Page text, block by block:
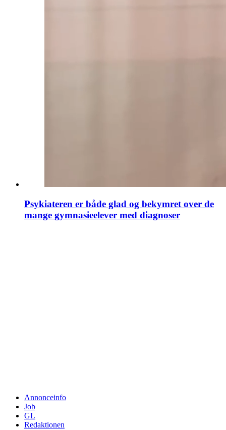
Psykiateren er både glad og bekymret over de
mange gymnasieelever med diagnoser
Annonceinfo
Job
GL
Redaktionen